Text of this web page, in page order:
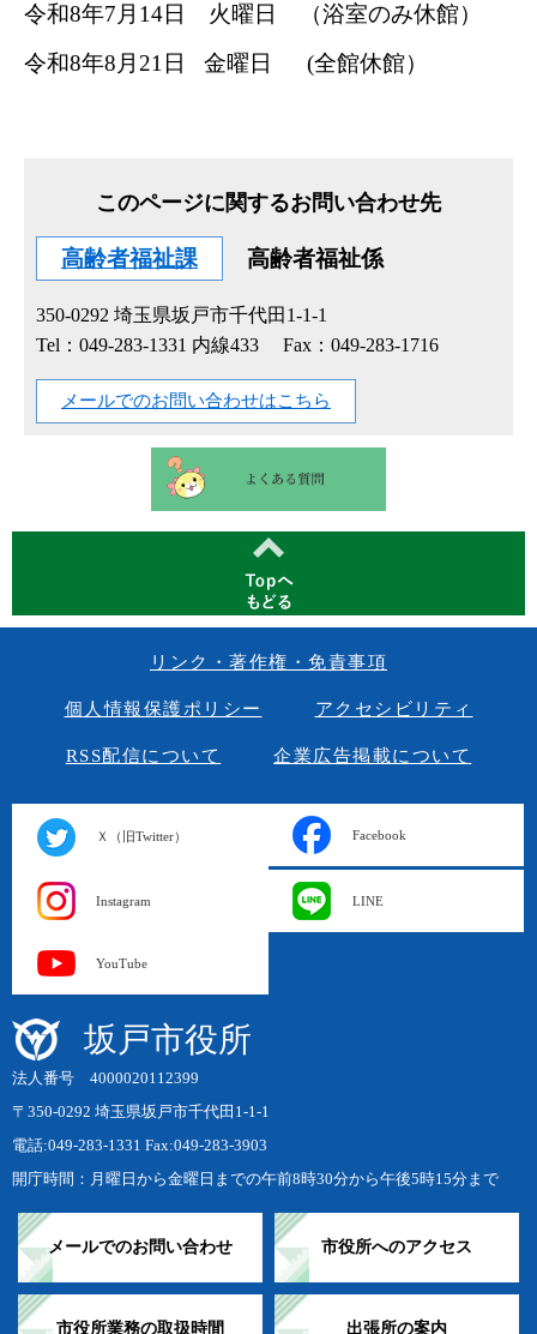
令和8年7月14日 火曜日 （浴室のみ休館）
令和8年8月21日 金曜日 (全館休館）
このページに関するお問い合わせ先
高齢者福祉課 高齢者福祉係
350-0292 埼玉県坂戸市千代田1-1-1
Tel：049-283-1331 内線433
Fax：049-283-1716
メールでのお問い合わせはこちら
リンク・著作権・免責事項
個人情報保護ポリシー アクセシビリティ
RSS配信について 企業広告掲載について
Ｘ（旧Twitter） Facebook
Instagram LINE
YouTube
坂戸市役所
法人番号 4000020112399
〒350-0292 埼玉県坂戸市千代田1-1-1
電話:049-283-1331 Fax:049-283-3903
開庁時間：月曜日から金曜日までの午前8時30分から午後5時15分まで
メールでのお問い合わせ 市役所へのアクセス
市役所業務の取扱時間 出張所の案内